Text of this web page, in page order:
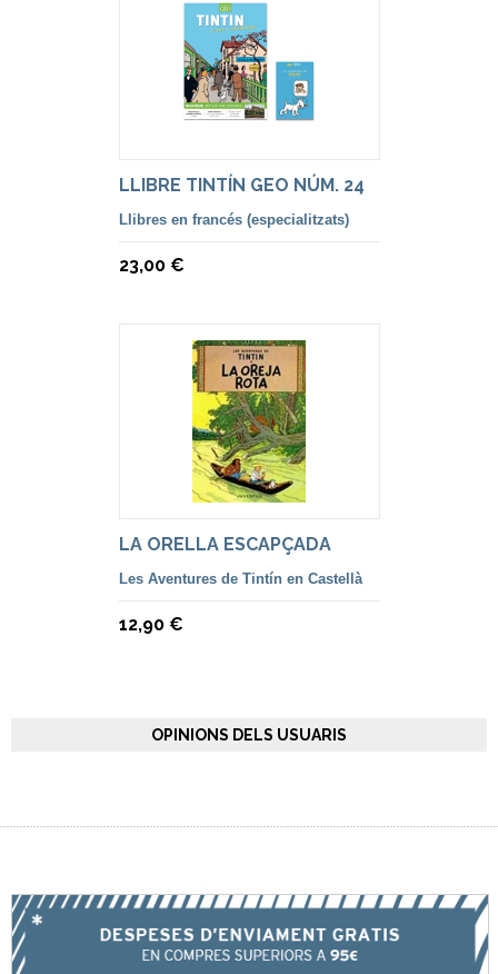
LLIBRE TINTÍN GEO NÚM. 24
Llibres en francés (especialitzats)
23,00 €
LA ORELLA ESCAPÇADA
Les Aventures de Tintín en Castellà
12,90 €
OPINIONS DELS USUARIS